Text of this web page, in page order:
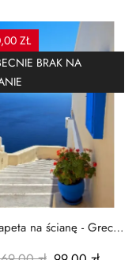
ZŁ
BRAK NA
na ścianę - Grecja